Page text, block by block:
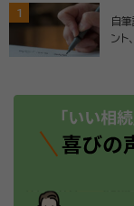
1
自
ント